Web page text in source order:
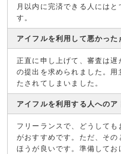
月以内に完済できる人には
す。
アイフルを利用して悪かった
正直に申し上げて、審査は
の提出を求められました。
たされてしまいました。
アイフルを利用する人へのア
フリーランスで、どうして
がおすすめです。ただ、そ
ほうが良いです。準備してお